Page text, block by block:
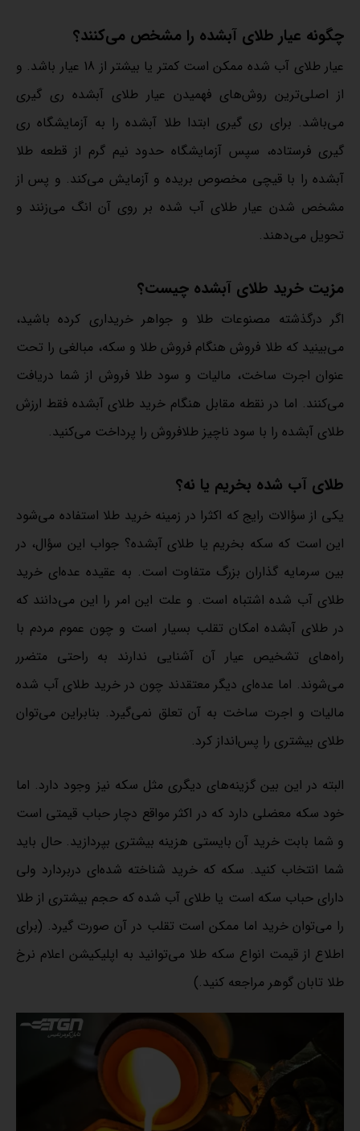
چگونه عیار طلای آبشده را مشخص می‌کنند؟
عیار طلای آب شده ممکن است کمتر یا بیشتر از 18 عیار باشد. و
از اصلی‌ترین روش‌های فهمیدن عیار طلای آبشده ری گیری
می‌باشد. برای ری گیری ابتدا طلا آبشده را به آزمایشگاه ری
گیری فرستاده، سپس آزمایشگاه حدود نیم گرم از قطعه طلا
آبشده را با قیچی مخصوص بریده و آزمایش می‌کند. و پس از
مشخص شدن عیار طلای آب شده بر روی آن انگ می‌زنند و
تحویل می‌دهند.
مزیت خرید طلای آبشده چیست؟
اگر درگذشته مصنوعات طلا و جواهر خریداری کرده باشید،
می‌بینید که طلا فروش هنگام فروش طلا و سکه، مبالغی را تحت
عنوان اجرت ساخت، مالیات و سود طلا فروش از شما دریافت
می‌کنند. اما در نقطه مقابل هنگام خرید طلای آبشده فقط ارزش
طلای آبشده را با سود ناچیز طلافروش را پرداخت می‌کنید.
طلای آب شده بخریم یا نه؟
یکی از سؤالات رایج که اکثرا در زمینه خرید طلا استفاده می‌شود
این است که سکه بخریم یا طلای آبشده؟ جواب این سؤال، در
بین سرمایه گذاران بزرگ متفاوت است. به عقیده عده‌ای خرید
طلای آب شده اشتباه است. و علت این امر را این می‌دانند که
در طلای آبشده امکان تقلب بسیار است و چون عموم مردم با
راه‌های تشخیص عیار آن آشنایی ندارند به راحتی متضرر
می‌شوند. اما عده‌ای دیگر معتقدند چون در خرید طلای آب شده
مالیات و اجرت ساخت به آن تعلق نمی‌گیرد. بنابراین می‌توان
طلای بیشتری را پس‌انداز کرد.
البته در این بین گزینه‌های دیگری مثل سکه نیز وجود دارد. اما
خود سکه معضلی دارد که در اکثر مواقع دچار حباب قیمتی است
و شما بابت خرید آن بایستی هزینه بیشتری بپردازید. حال باید
شما انتخاب کنید. سکه که خرید شناخته شده‌ای دربردارد ولی
دارای حباب سکه است یا طلای آب شده که حجم بیشتری از طلا
را می‌توان خرید اما ممکن است تقلب در آن صورت گیرد. (برای
اطلاع از قیمت انواع سکه طلا می‌توانید به اپلیکیشن اعلام نرخ
طلا تابان گوهر مراجعه کنید.)